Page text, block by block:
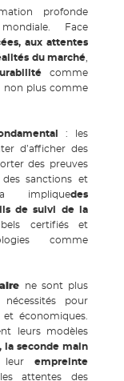
profonde
Face
aux attentes
du marché
comme
non plus comme
: les
d’afficher des
des preuves
sanctions et
impliquedes
de suivi de la
certifiés et
comme
ne sont plus
pour
et économiques.
leurs modèles
la seconde main
leurempreinte
attentes des